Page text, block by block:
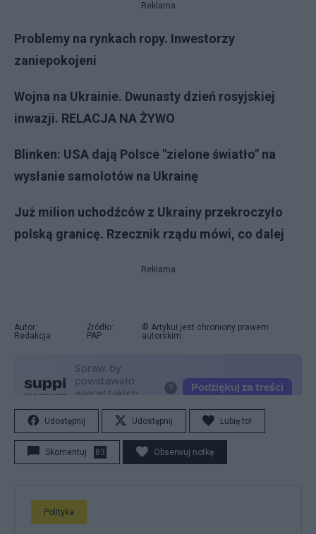
Reklama
Problemy na rynkach ropy. Inwestorzy
zaniepokojeni
Wojna na Ukrainie. Dwunasty dzień rosyjskiej
inwazji. RELACJA NA ŻYWO
Blinken: USA dają Polsce "zielone światło" na
wysłanie samolotów na Ukrainę
Już milion uchodźców z Ukrainy przekroczyło
polską granicę. Rzecznik rządu mówi, co dalej
Reklama
Autor:
Redakcja
Źródło:
PAP
© Artykuł jest chroniony prawem
autorskim.
Udostępnij Udostępnij Lubię to!
Skomentuj 83 Obserwuj notkę
Polityka